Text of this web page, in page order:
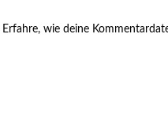
Erfahre, wie deine